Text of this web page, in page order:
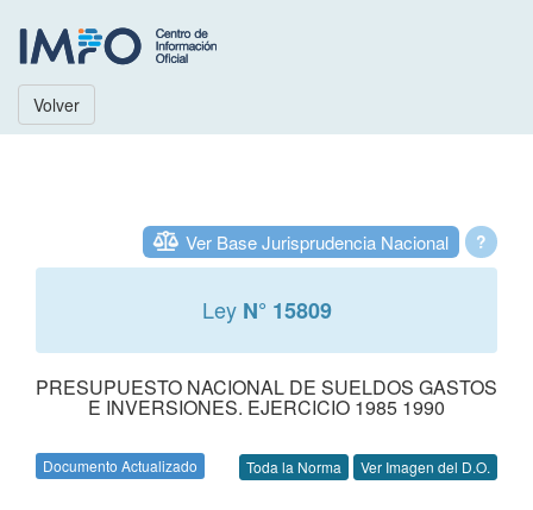
Volver
?
Ver Base Jurisprudencia Nacional
Ley N° 15809
PRESUPUESTO NACIONAL DE SUELDOS GASTOS
E INVERSIONES. EJERCICIO 1985 1990
Documento Actualizado Toda la Norma Ver Imagen del D.O.